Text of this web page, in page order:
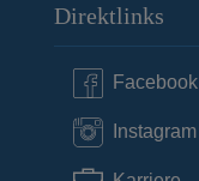
Direktlinks
Facebook
Instagram